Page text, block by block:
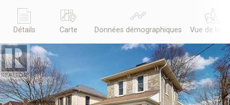
Détails Carte Données démographiques Vue de la